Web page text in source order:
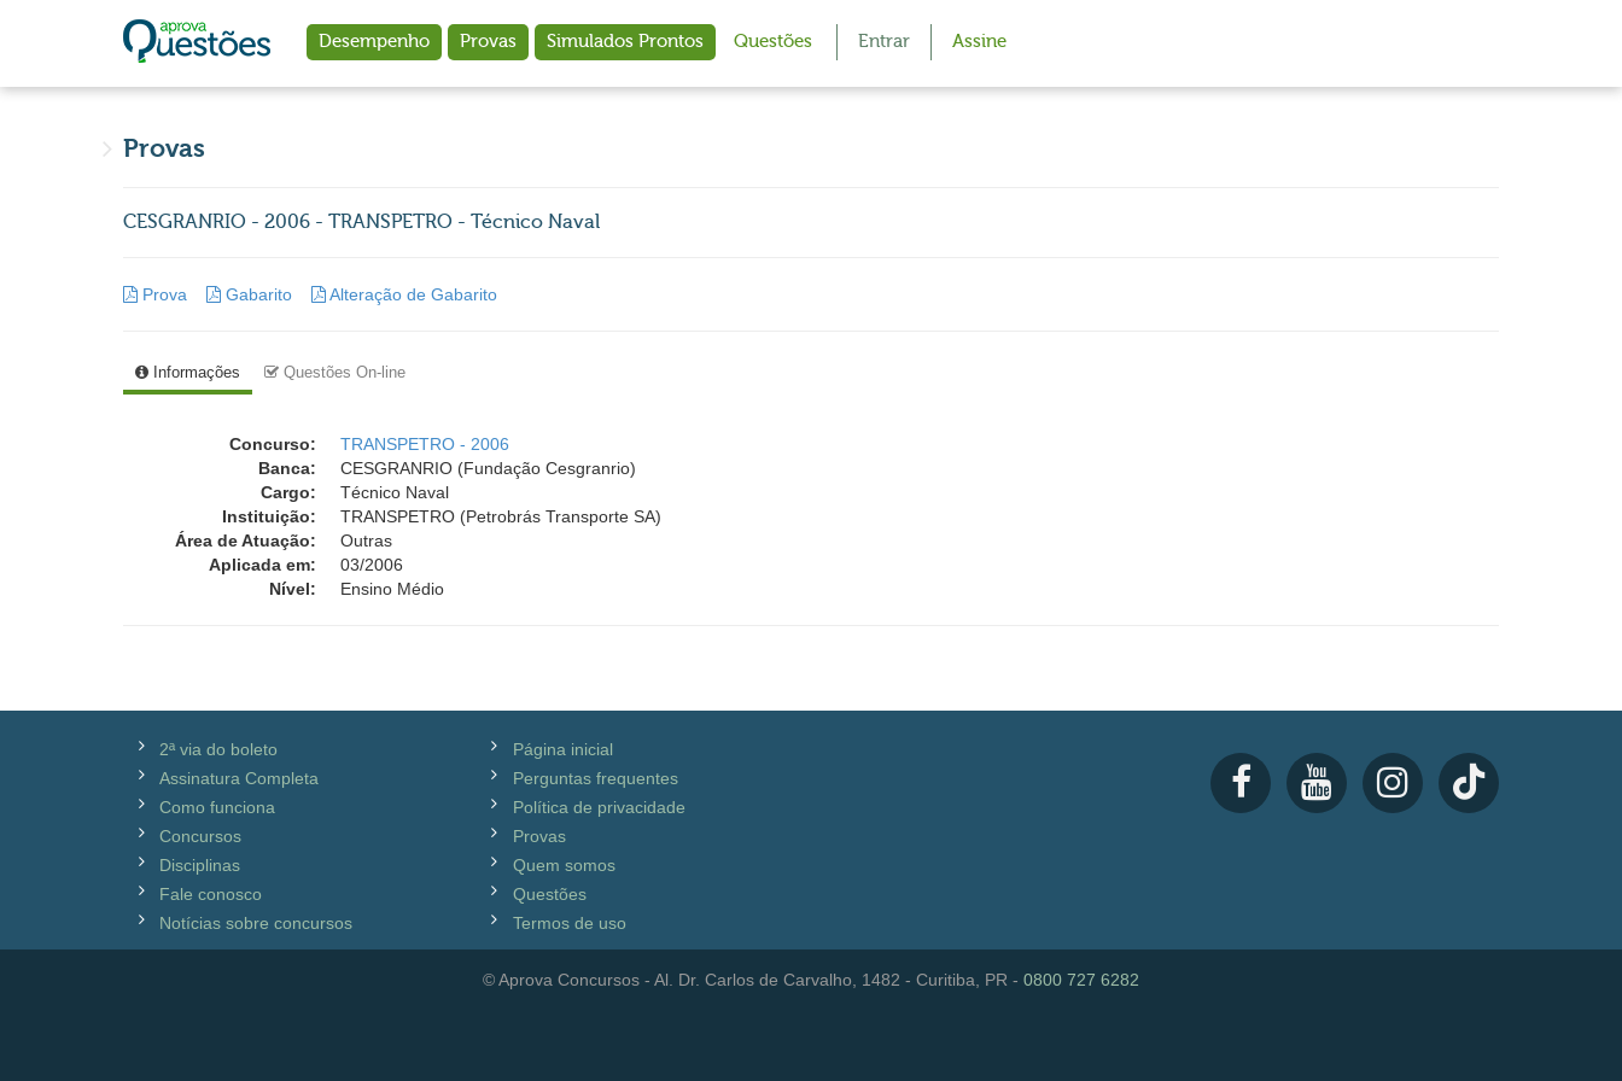
Desempenho Provas Simulados Prontos Questões Entrar Assine
Provas
CESGRANRIO - 2006 - TRANSPETRO - Técnico Naval
Prova Gabarito Alteração de Gabarito
Informações Questões On-line
Concurso:
TRANSPETRO - 2006
Banca:
CESGRANRIO (Fundação Cesgranrio)
Cargo:
Técnico Naval
Instituição:
TRANSPETRO (Petrobrás Transporte SA)
Área de Atuação:
Outras
Aplicada em:
03/2006
Nível:
Ensino Médio
2ª via do boleto
Assinatura Completa
Como funciona
Concursos
Disciplinas
Fale conosco
Notícias sobre concursos
Página inicial
Perguntas frequentes
Política de privacidade
Provas
Quem somos
Questões
Termos de uso
© Aprova Concursos - Al. Dr. Carlos de Carvalho, 1482 - Curitiba, PR - 0800 727 6282